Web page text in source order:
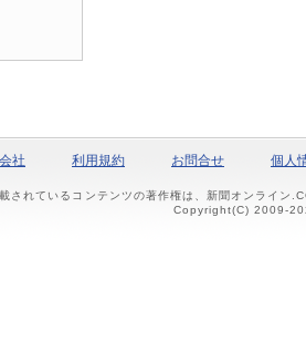
社 利用規約 お問合せ 個人
されているコンテンツの著作権は、新聞オンライン
Copyright(C) 2009-